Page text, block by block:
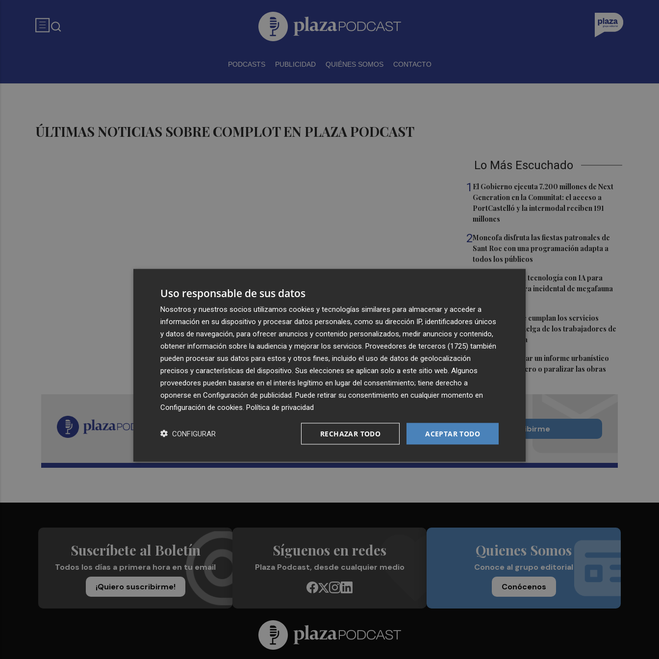
PODCASTS PUBLICIDAD QUIÉNES SOMOS CONTACTO
ÚLTIMAS NOTICIAS SOBRE COMPLOT EN PLAZA PODCAST
Lo Más Escuchado
1 El Gobierno ejecuta 7.200 millones de Next
Generation en la Comunitat: el acceso a
PortCastelló y la intermodal reciben 191
millones
2Moncofa disfruta las fiestas patronales de
Sant Roc con una programación adapta a
todos los públicos
Desarrollan una tecnología con IA para
mitigar la captura incidental de megafauna
4 Calp pide que se cumplan los servicios
mínimos en la huelga de los trabajadores de
la limpieza viaria
5
MC exige publicar un informe urbanístico
sobre Monte Sacro o paralizar las obras
Recibe toda la actualidad de
Plaza Podcast en tu correo
Quiero suscribirme
Suscríbete al Boletín
Todos los días a primera hora en tu email
¡Quiero suscribirme!
Síguenos en redes
Plaza Podcast, desde cualquier medio
Quienes Somos
Conoce al grupo editorial
Conócenos
Uso responsable de sus datos
Nosotros y nuestros socios utilizamos cookies y tecnologías similares para almacenar y acceder a
información en su dispositivo y procesar datos personales, como su dirección IP, identificadores únicos
y datos de navegación, para ofrecer anuncios y contenido personalizados, medir anuncios y contenido,
obtener información sobre la audiencia y mejorar los servicios. Proveedores de terceros (1725) también
pueden procesar sus datos para estos y otros fines, incluido el uso de datos de geolocalización
precisos y características del dispositivo. Sus elecciones se aplican solo a este sitio web. Algunos
proveedores pueden basarse en el interés legítimo en lugar del consentimiento; tiene derecho a
oponerse en Configuración de publicidad . Puede retirar su consentimiento en cualquier momento en
Configuración de cookies Política de privacidad
ACEPTAR TODO
RECHAZAR TODO
CONFIGURAR